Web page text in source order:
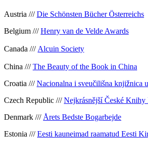
Austria ///Die Schönsten Bücher Österreichs
Belgium ///Henry van de Velde Awards
Canada /// Alcuin Society
China ///The Beauty of the Book in China
Croatia ///Nacionalna i sveučilišna knjižnica
Czech Republic ///Nejkrásnější České Knihy
Denmark /// Årets Bedste Bogarbejde
Estonia ///Eesti kauneimad raamatud Eesti